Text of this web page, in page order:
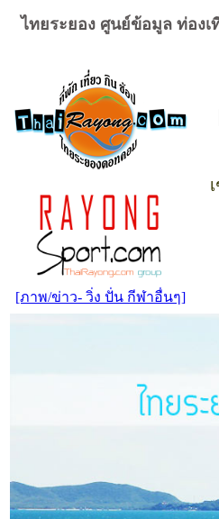
ไทยระยอง ศูนย์ข้อมูล ท่อง
[ภาพ/ข่าว- วิ่ง ปั่น กีฬาอื่นๆ]